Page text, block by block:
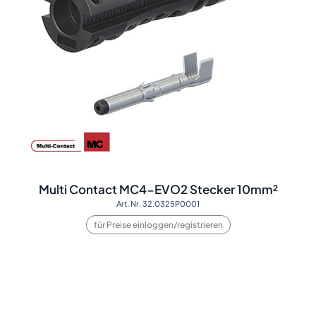
Multi Contact MC4-EVO2 Stecker 10mm²
Art. Nr. 32.0325P0001
für Preise einloggen/registrieren